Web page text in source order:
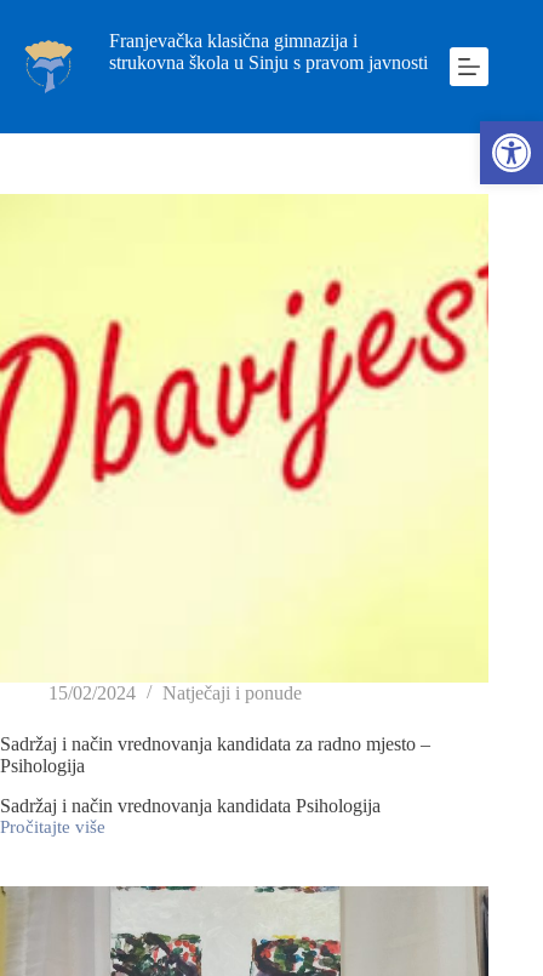
Franjevačka klasična gimnazija i
strukovna škola u Sinju s pravom javnosti
15/02/2024 Natječaji i ponude
Sadržaj i način vrednovanja kandidata za radno mjesto –
Psihologija
Sadržaj i način vrednovanja kandidata Psihologija
Pročitajte više